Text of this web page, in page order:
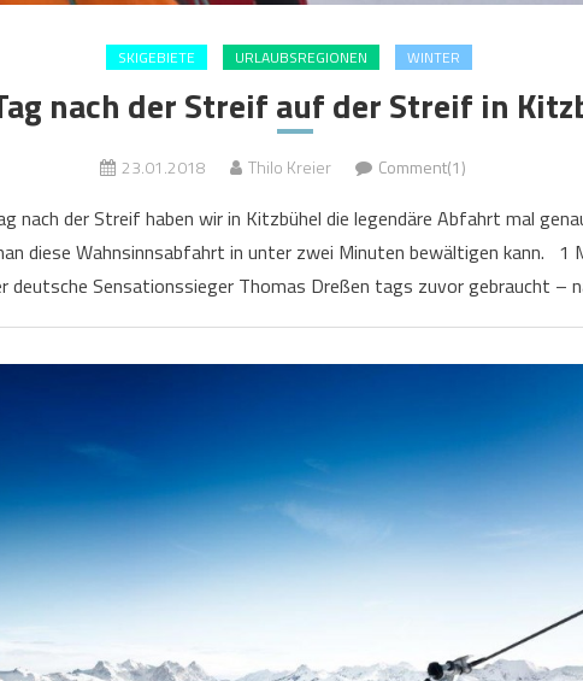
SKIGEBIETE URLAUBSREGIONEN WINTER
nach der Streif auf der Streif in
23.01.2018 Thilo Kreier Comment(1)
nach der Streif haben wir in Kitzbühel die legendäre Abfahrt mal
diese Wahnsinnsabfahrt in unter zwei Minuten bewältigen kann. 1
Sensationssieger Thomas Dreßen tags zuvor gebraucht –